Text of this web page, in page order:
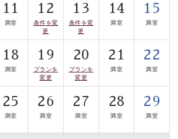
40分無料）
が、源泉掛け流しの温泉の質を楽し
。ゆったりといやされるプライベー
ください。
無料参拝バス
ドライバー兼ガイドが諏訪大社をご
予約制ですので、ご利用ご希望の方
11
満室
12
条件を変
更
13
条件を変
更
14
満室
15
満室
18
満室
19
プランを
変更
20
プランを
変更
21
満室
22
満室
25
満室
26
満室
27
満室
28
満室
29
満室